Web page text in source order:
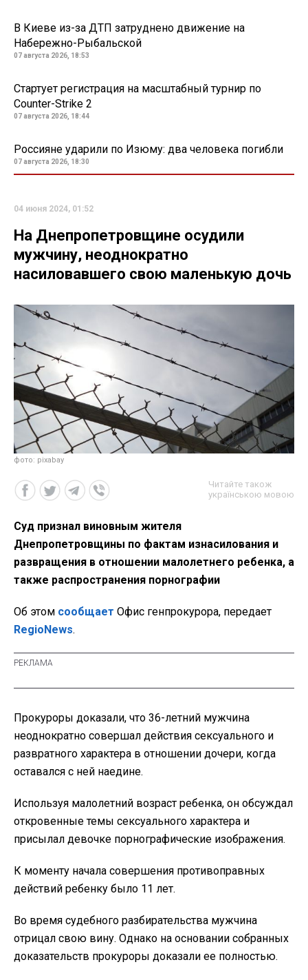
В Киеве из-за ДТП затруднено движение на
Набережно-Рыбальской
07 августа 2026, 18:53
Стартует регистрация на масштабный турнир по
Counter-Strike 2
07 августа 2026, 18:44
Россияне ударили по Изюму: два человека погибли
07 августа 2026, 18:30
04 июня 2024, 01:52
На Днепропетровщине осудили
мужчину, неоднократно
насиловавшего свою маленькую дочь
фото: pixabay
Читайте також
українською мовою
Суд признал виновным жителя
Днепропетровщины по фактам изнасилования и
развращения в отношении малолетнего ребенка, а
также распространения порнографии
Об этом сообщает Офис генпрокурора, передает
RegioNews.
Прокуроры доказали, что 36-летний мужчина
неоднократно совершал действия сексуального и
развратного характера в отношении дочери, когда
оставался с ней наедине.
Используя малолетний возраст ребенка, он обсуждал
откровенные темы сексуального характера и
присылал девочке порнографические изображения.
К моменту начала совершения противоправных
действий ребенку было 11 лет.
Во время судебного разбирательства мужчина
отрицал свою вину. Однако на основании собранных
доказательств прокуроры доказали ее полностью.